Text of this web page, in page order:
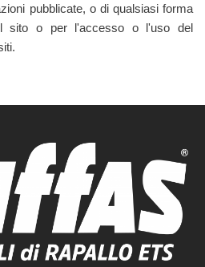
pubblicate, o di qualsiasi forma
sito o per l'accesso o l'uso del